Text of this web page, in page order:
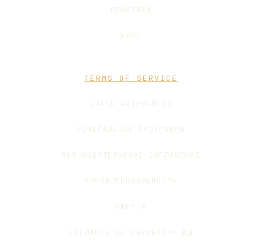
ПРАКТИКИ
БЛОГ
TERMS OF SERVICE
СТАТЬ АСТРОЛОГОМ
РЕФЕРАЛЬНАЯ ПРОГРАММА
ПОЛЬЗОВАТЕЛЬСКОЕ СОГЛАШЕНИЕ
КОНФИДЕНЦИАЛЬНОСТЬ
ОФЕРТА
СОГЛАСИЕ НА ОБРАБОТКУ ПД